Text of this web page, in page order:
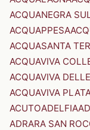
ACQUANEGRA
ACQUAPPESA
ACQUASANTA
ACQUAVIVA
ACQUAVIVA
ACQUAVIVA
ACUTOADELFIA
ADRARA SAN